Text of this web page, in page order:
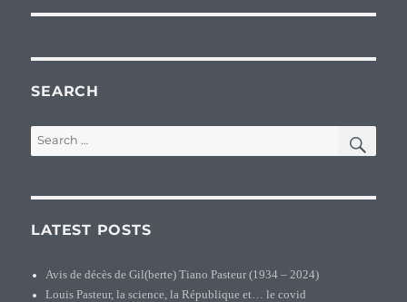
SEARCH
Search
for:
LATEST POSTS
Avis de décès de Gil(berte) Tiano Pasteur (1934 – 2024)
Louis Pasteur, la science, la République et… le covid